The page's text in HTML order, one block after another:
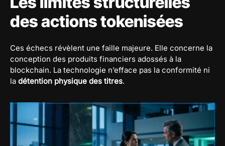
des actions tokenisées
Ces échecs révèlent une faille majeure. Elle concerne la
conception des produits financiers adossés à la
blockchain. La technologie n’efface pas la conformité ni
la détention physique des titres.